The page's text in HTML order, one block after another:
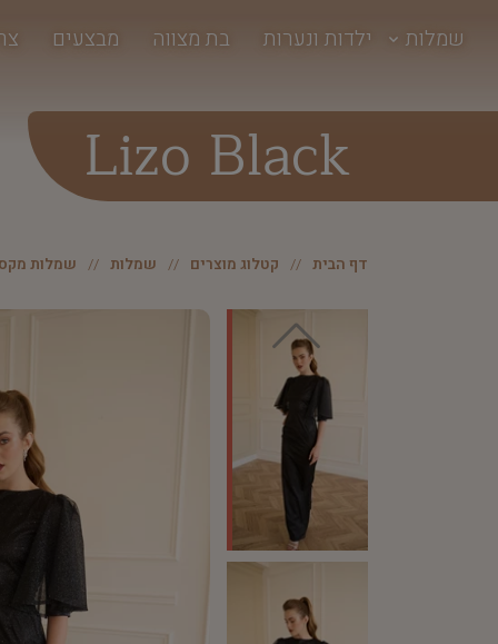
שמלות ילדות ונערות בת מצווה מבצעים
Lizo Black
דף הבית קטלוג מוצרים שמלות שמלות